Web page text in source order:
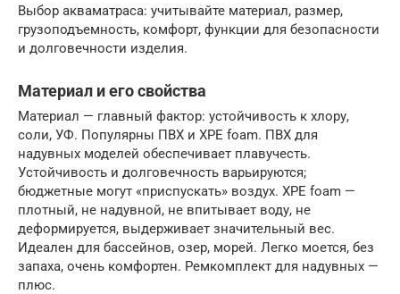
Выбор акваматраса: учитывайте материал, размер,
грузоподъемность, комфорт, функции для безопасности
и долговечности изделия.
Материал и его свойства
Материал — главный фактор: устойчивость к хлору,
соли, УФ. Популярны ПВХ и XPE foam. ПВХ для
надувных моделей обеспечивает плавучесть.
Устойчивость и долговечность варьируются;
бюджетные могут «приспускать» воздух. XPE foam —
плотный, не надувной, не впитывает воду, не
деформируется, выдерживает значительный вес.
Идеален для бассейнов, озер, морей. Легко моется, без
запаха, очень комфортен. Ремкомплект для надувных —
плюс.